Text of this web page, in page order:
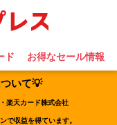
ド お得なセール情報
いて💡
楽天カード株式会社
で収益を得ています。